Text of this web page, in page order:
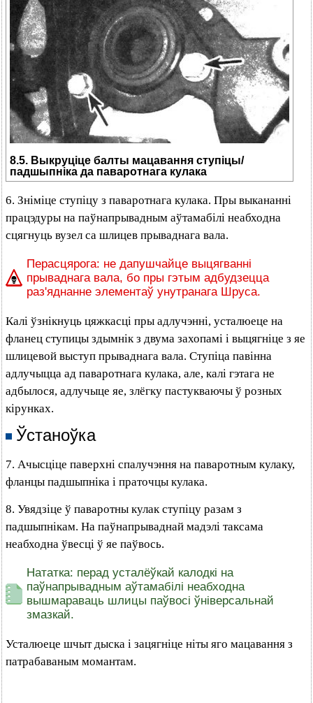
8.5. Выкруціце балты мацавання ступіцы/
падшыпніка да паваротнага кулака
6. Зніміце ступіцу з паваротнага кулака. Пры выкананні
працэдуры на паўнапрывадным аўтамабілі неабходна
сцягнуць вузел са шлицев прываднага вала.
Перасцярога: не дапушчайце выцягванні
прываднага вала, бо пры гэтым адбудзецца
раз'яднанне элементаў унутранага Шруса.
Калі ўзнікнуць цяжкасці пры адлучэнні, усталюеце на
фланец ступицы здымнік з двума захопамі і выцягніце з яе
шлицевой выступ прываднага вала. Ступіца павінна
адлучыцца ад паваротнага кулака, але, калі гэтага не
адбылося, адлучыце яе, злёгку пастукваючы ў розных
кірунках.
Ўстаноўка
7. Ачысціце паверхні спалучэння на паваротным кулаку,
фланцы падшыпніка і праточцы кулака.
8. Увядзіце ў паваротны кулак ступіцу разам з
падшыпнікам. На паўнапрываднай мадэлі таксама
неабходна ўвесці ў яе паўвось.
Нататка: перад усталёўкай калодкі на
паўнапрывадным аўтамабілі неабходна
вышмараваць шлицы паўвосі ўніверсальнай
змазкай.
Усталюеце шчыт дыска і зацягніце ніты яго мацавання з
патрабаваным момантам.